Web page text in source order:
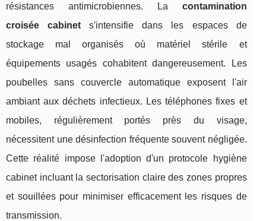
résistances antimicrobiennes. La contamination
croisée cabinet s'intensifie dans les espaces de
stockage mal organisés où matériel stérile et
équipements usagés cohabitent dangereusement. Les
poubelles sans couvercle automatique exposent l'air
ambiant aux déchets infectieux. Les téléphones fixes et
mobiles, régulièrement portés près du visage,
nécessitent une désinfection fréquente souvent négligée.
Cette réalité impose l'adoption d'un protocole hygiène
cabinet incluant la sectorisation claire des zones propres
et souillées pour minimiser efficacement les risques de
transmission.